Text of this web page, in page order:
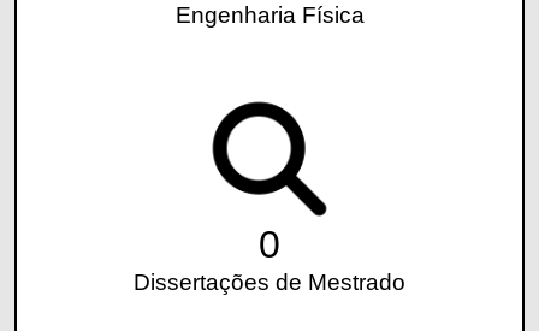
Engenharia Física
0
Dissertações de Mestrado